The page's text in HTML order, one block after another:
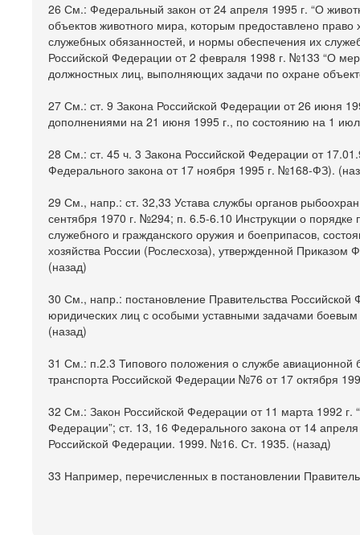
26 См.: Федеральный закон от 24 апреля 1995 г. “О
объектов животного мира, которым предоставлено
служебных обязанностей, и нормы обеспечения их
Российской Федерации от 2 февраля 1998 г. №133 “О
должностных лиц, выполняющих задачи по охране
27 См.: ст. 9 Закона Российской Федерации от 26 июня
дополнениями на 21 июня 1995 г., по состоянию на 1
28 См.: ст. 45 ч. 3 Закона Российской Федерации от
Федерального закона от 17 ноября 1995 г. №168-ФЗ).
29 См., напр.: ст. 32,33 Устава службы органов
сентября 1970 г. №294; п. 6.5-6.10 Инструкции о
служебного и гражданского оружия и боеприпасов,
хозяйства России (Рослесхоза), утвержденной
(назад)
30 См., напр.: постановление Правительства
юридических лиц с особыми уставными задачами
(назад)
31 См.: п.2.3 Типового положения о службе авиационной
транспорта Российской Федерации №76 от 17 октября
32 См.: Закон Российской Федерации от 11 марта 1992 г.
Федерации”; ст. 13, 16 Федерального закона от 14
Российской Федерации. 1999. №16. Ст. 1935. (назад)
33 Например, перечисленных в постановлении